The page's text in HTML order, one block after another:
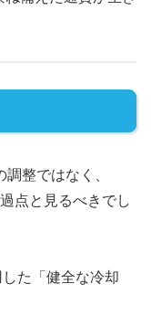
整ではなく、
点と見るべきでし
た「健全な冷却